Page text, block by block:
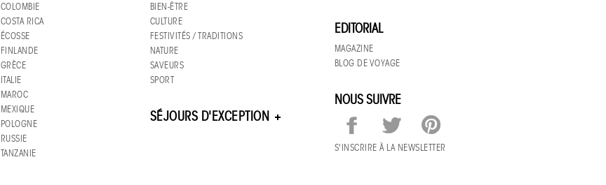
COLOMBIE
COSTA RICA
ÉCOSSE
FINLANDE
GRÈCE
ITALIE
MAROC
MEXIQUE
POLOGNE
RUSSIE
TANZANIE
BIEN-ÊTRE
CULTURE
FESTIVITÉS / TRADITIONS
NATURE
SAVEURS
SPORT
SÉJOURS D'EXCEPTION
EDITORIAL
MAGAZINE
BLOG DE VOYAGE
NOUS SUIVRE
S'INSCRIRE À LA NEWSLETTER